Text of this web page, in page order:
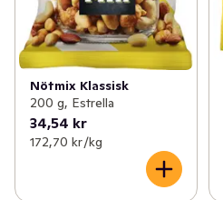
Nötmix Klassisk
200 g, Estrella
34,54 kr
172,70 kr /kg